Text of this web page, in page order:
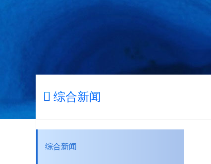
 综合新闻
综合新闻